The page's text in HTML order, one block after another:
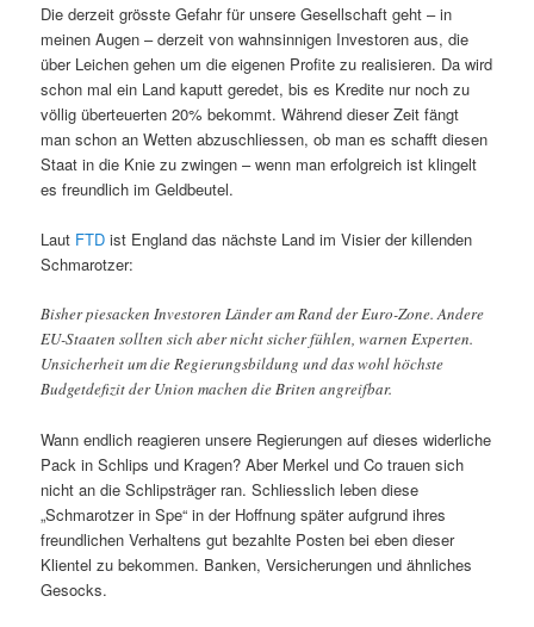
Die derzeit grösste Gefahr für unsere Gesellschaft geht – in
meinen Augen – derzeit von wahnsinnigen Investoren aus, die
über Leichen gehen um die eigenen Profite zu realisieren. Da wird
schon mal ein Land kaputt geredet, bis es Kredite nur noch zu
völlig überteuerten 20% bekommt. Während dieser Zeit fängt
man schon an Wetten abzuschliessen, ob man es schafft diesen
Staat in die Knie zu zwingen – wenn man erfolgreich ist klingelt
es freundlich im Geldbeutel.
Laut FTD ist England das nächste Land im Visier der killenden
Schmarotzer:
Bisher piesacken Investoren Länder am Rand der Euro-Zone. Andere
EU-Staaten sollten sich aber nicht sicher fühlen, warnen Experten.
Unsicherheit um die Regierungsbildung und das wohl höchste
Budgetdefizit der Union machen die Briten angreifbar.
Wann endlich reagieren unsere Regierungen auf dieses widerliche
Pack in Schlips und Kragen? Aber Merkel und Co trauen sich
nicht an die Schlipsträger ran. Schliesslich leben diese
„Schmarotzer in Spe“ in der Hoffnung später aufgrund ihres
freundlichen Verhaltens gut bezahlte Posten bei eben dieser
Klientel zu bekommen. Banken, Versicherungen und ähnliches
Gesocks.